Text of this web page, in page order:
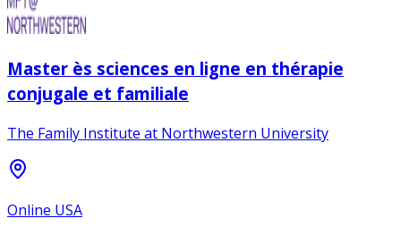
Master ès sciences en ligne en thérapie
conjugale et familiale
The Family Institute at Northwestern University
Online USA